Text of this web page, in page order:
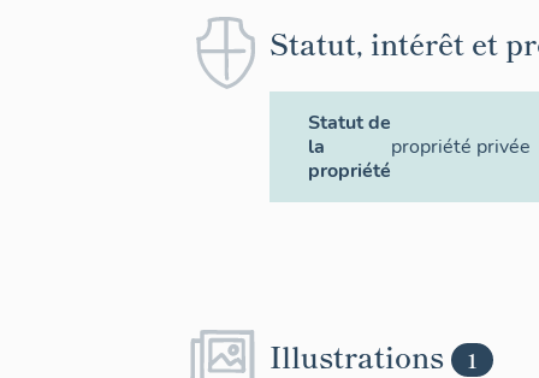
Statut, intérêt et
Statut de
la
propriété
propriété privée
Illustrations 1